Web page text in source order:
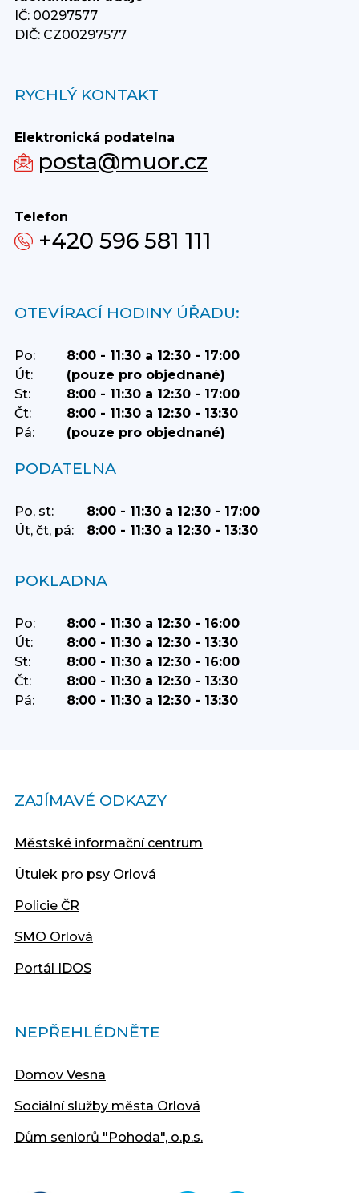
IČ: 00297577
DIČ: CZ00297577
RYCHLÝ KONTAKT
Elektronická podatelna
posta@muor.cz
Telefon
+420 596 581 111
OTEVÍRACÍ HODINY ÚŘADU:
Po:
8:00 - 11:30 a 12:30 - 17:00
Út:
(pouze pro objednané)
St:
8:00 - 11:30 a 12:30 - 17:00
Čt:
8:00 - 11:30 a 12:30 - 13:30
Pá:
(pouze pro objednané)
PODATELNA
Po, st:
8:00 - 11:30 a 12:30 - 17:00
Út, čt, pá:
8:00 - 11:30 a 12:30 - 13:30
POKLADNA
Po:
8:00 - 11:30 a 12:30 - 16:00
Út:
8:00 - 11:30 a 12:30 - 13:30
St:
8:00 - 11:30 a 12:30 - 16:00
Čt:
8:00 - 11:30 a 12:30 - 13:30
Pá:
8:00 - 11:30 a 12:30 - 13:30
ZAJÍMAVÉ ODKAZY
Městské informační centrum
Útulek pro psy Orlová
Policie ČR
SMO Orlová
Portál IDOS
NEPŘEHLÉDNĚTE
Domov Vesna
Sociální služby města Orlová
Dům seniorů "Pohoda", o.p.s.